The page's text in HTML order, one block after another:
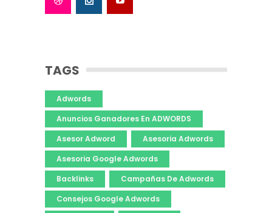
TAGS
Adwords
Anuncios Ganadores En ADWORDS
Asesor Adword
Asesoria Adwords
Asesoria Google Adwords
Backlinks
Campañas De Adwords
Consejos Google Adwords